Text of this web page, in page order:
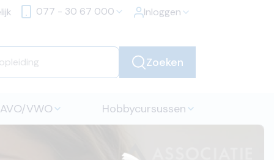
077 - 30 67 000 Inloggen
Zoeken
VWO Hobbycursussen